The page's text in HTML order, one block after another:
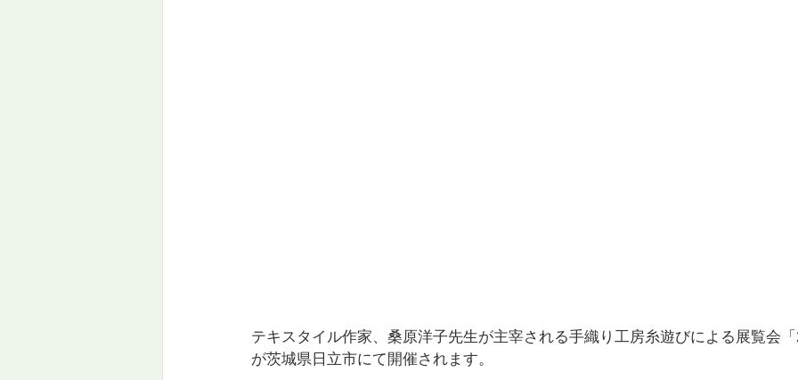
テキスタイル作家、桑原洋子先生が主宰される手織り工房糸遊びによる展覧会
が茨城県日立市にて開催されます。